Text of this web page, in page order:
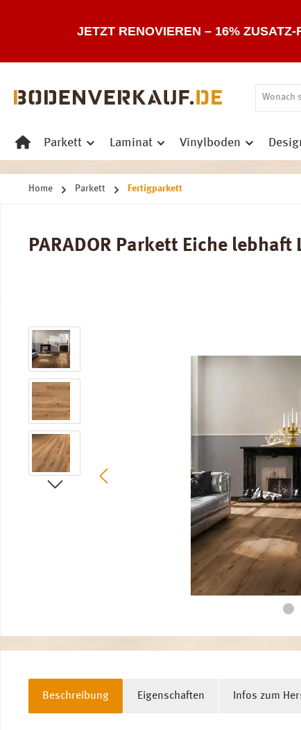
JETZT RENOVIEREN – 16%
Parkett Laminat Vinylboden
Home Parkett Fertigparkett
PARADOR Parkett Eiche
Bildergalerie überspringen
Beschreibung Eigenschaften Infos zum